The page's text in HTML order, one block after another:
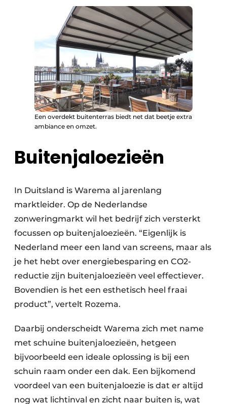
Een overdekt buitenterras biedt net dat beetje extra
ambiance en omzet.
Buitenjaloezieën
In Duitsland is Warema al jarenlang
marktleider. Op de Nederlandse
zonweringmarkt wil het bedrijf zich versterkt
focussen op buitenjaloezieën. “Eigenlijk is
Nederland meer een land van screens, maar als
je het hebt over energiebesparing en CO2-
reductie zijn buitenjaloezieën veel effectiever.
Bovendien is het een esthetisch heel fraai
product”, vertelt Rozema.
Daarbij onderscheidt Warema zich met name
met schuine buitenjaloezieën, hetgeen
bijvoorbeeld een ideale oplossing is bij een
schuin raam onder een dak. Een bijkomend
voordeel van een buitenjaloezie is dat er altijd
nog wat lichtinval en zicht naar buiten is, wat